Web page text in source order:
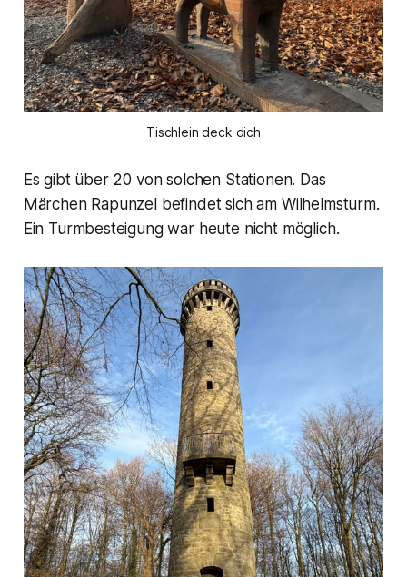
Tischlein deck dich
Es gibt über 20 von solchen Stationen. Das
Märchen Rapunzel befindet sich am Wilhelmsturm.
Ein Turmbesteigung war heute nicht möglich.